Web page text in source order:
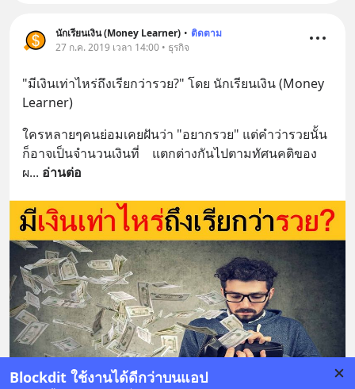
Blockdit ใช้งานได้ดีกว่าบนแอป
นักเรียนเงิน (Money Learner) • ติดตาม
27 ก.ค. 2019 เวลา 14:00 • ธุรกิจ
"มีเงินเท่าไหร่ถึงเรียกว่ารวย?" โดย นักเรียนเงิน (Money
Learner)
ใครหลายๆคนย่อมเคยฝันว่า "อยากรวย" แต่คำว่ารวยนั้น
ก็อาจเป็นจำนวนเงินที่    แตกต่างกันไปตามทัศนคติของ
ผ... อ่านต่อ